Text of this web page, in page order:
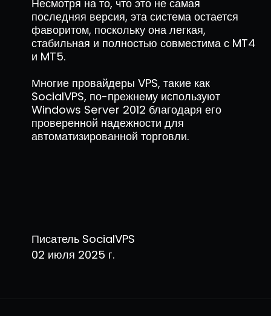
Писатель SocialVPS
02 июля 2025 г.
Несмотря на то, что это не самая
последняя версия, эта система остается
фаворитом, поскольку она легкая,
стабильная и полностью совместима с MT4
и MT5.
Многие провайдеры VPS, такие как
SocialVPS, по-прежнему используют
Windows Server 2012 благодаря его
проверенной надежности для
автоматизированной торговли.